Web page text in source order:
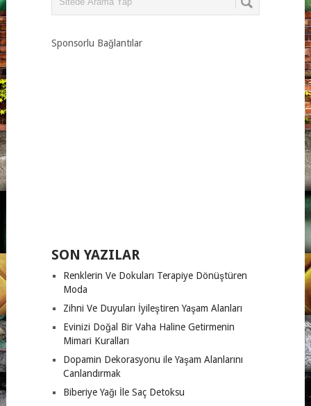
Sponsorlu Bağlantılar
SON YAZILAR
Renklerin Ve Dokuları Terapiye Dönüştüren
Moda
Zihni Ve Duyuları İyileştiren Yaşam Alanları
Evinizi Doğal Bir Vaha Haline Getirmenin
Mimari Kuralları
Dopamin Dekorasyonu ile Yaşam Alanlarını
Canlandırmak
Biberiye Yağı İle Saç Detoksu